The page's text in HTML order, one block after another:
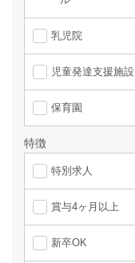
乳児院
児童発達支援施設
保育園
特徴
特別求人
賞与4ヶ月以上
新卒OK